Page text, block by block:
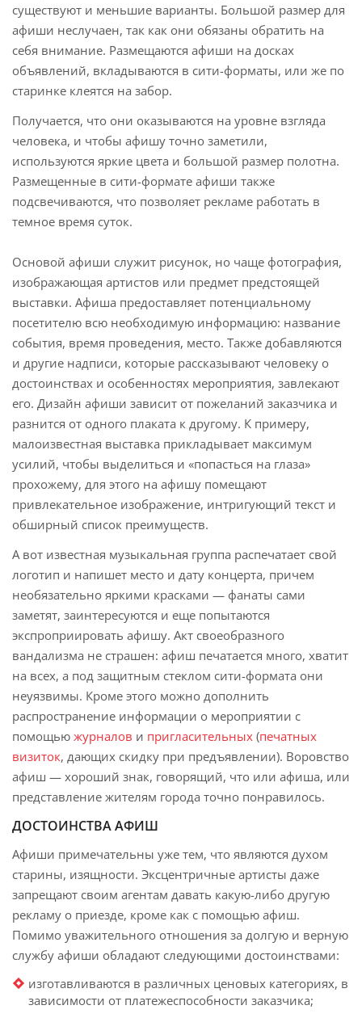
существуют и меньшие варианты. Большой размер для
афиши неслучаен, так как они обязаны обратить на
себя внимание. Размещаются афиши на досках
объявлений, вкладываются в сити-форматы, или же по
старинке клеятся на забор.
Получается, что они оказываются на уровне взгляда
человека, и чтобы афишу точно заметили,
используются яркие цвета и большой размер полотна.
Размещенные в сити-формате афиши также
подсвечиваются, что позволяет рекламе работать в
темное время суток.
Основой афиши служит рисунок, но чаще фотография,
изображающая артистов или предмет предстоящей
выставки. Афиша предоставляет потенциальному
посетителю всю необходимую информацию: название
события, время проведения, место. Также добавляются
и другие надписи, которые рассказывают человеку о
достоинствах и особенностях мероприятия, завлекают
его. Дизайн афиши зависит от пожеланий заказчика и
разнится от одного плаката к другому. К примеру,
малоизвестная выставка прикладывает максимум
усилий, чтобы выделиться и «попасться на глаза»
прохожему, для этого на афишу помещают
привлекательное изображение, интригующий текст и
обширный список преимуществ.
А вот известная музыкальная группа распечатает свой
логотип и напишет место и дату концерта, причем
необязательно яркими красками — фанаты сами
заметят, заинтересуются и еще попытаются
экспроприировать афишу. Акт своеобразного
вандализма не страшен: афиш печатается много, хватит
на всех, а под защитным стеклом сити-формата они
неуязвимы. Кроме этого можно дополнить
распространение информации о мероприятии с
помощью журналов и пригласительных (печатных
визиток, дающих скидку при предъявлении). Воровство
афиш — хороший знак, говорящий, что или афиша, или
представление жителям города точно понравилось.
ДОСТОИНСТВА АФИШ
Афиши примечательны уже тем, что являются духом
старины, изящности. Эксцентричные артисты даже
запрещают своим агентам давать какую-либо другую
рекламу о приезде, кроме как с помощью афиш.
Помимо уважительного отношения за долгую и верную
службу афиши обладают следующими достоинствами:
изготавливаются в различных ценовых категориях, в
зависимости от платежеспособности заказчика;